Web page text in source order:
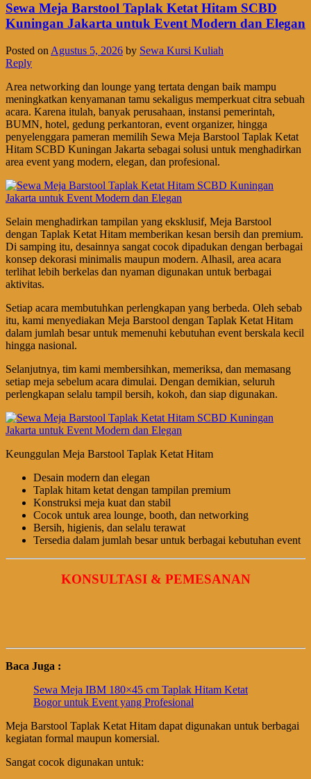
Sewa Meja Barstool Taplak Ketat Hitam SCBD
Kuningan Jakarta untuk Event Modern dan Elegan
Posted on Agustus 5, 2026 by Sewa Kursi Kuliah
Reply
Area networking dan lounge yang tertata dengan baik mampu
meningkatkan kenyamanan tamu sekaligus memperkuat citra sebuah
acara. Karena itulah, banyak perusahaan, instansi pemerintah,
BUMN, hotel, gedung perkantoran, event organizer, hingga
penyelenggara pameran memilih Sewa Meja Barstool Taplak Ketat
Hitam SCBD Kuningan Jakarta sebagai solusi untuk menghadirkan
area event yang modern, elegan, dan profesional.
Selain menghadirkan tampilan yang eksklusif, Meja Barstool
dengan Taplak Ketat Hitam memberikan kesan bersih dan premium.
Di samping itu, desainnya sangat cocok dipadukan dengan berbagai
konsep dekorasi minimalis maupun modern. Alhasil, area acara
terlihat lebih berkelas dan nyaman digunakan untuk berbagai
aktivitas.
Setiap acara membutuhkan perlengkapan yang berbeda. Oleh sebab
itu, kami menyediakan Meja Barstool dengan Taplak Ketat Hitam
dalam jumlah besar untuk memenuhi kebutuhan event berskala kecil
hingga nasional.
Selanjutnya, tim kami membersihkan, memeriksa, dan memasang
setiap meja sebelum acara dimulai. Dengan demikian, seluruh
perlengkapan selalu tampil bersih, kokoh, dan siap digunakan.
Keunggulan Meja Barstool Taplak Ketat Hitam
Desain modern dan elegan
Taplak hitam ketat dengan tampilan premium
Konstruksi meja kuat dan stabil
Cocok untuk area lounge, booth, dan networking
Bersih, higienis, dan selalu terawat
Tersedia dalam jumlah besar untuk berbagai kebutuhan event
KONSULTASI & PEMESANAN
Baca Juga :
Sewa Meja IBM 180×45 cm Taplak Hitam Ketat
Bogor untuk Event yang Profesional
Meja Barstool Taplak Ketat Hitam dapat digunakan untuk berbagai
kegiatan formal maupun komersial.
Sangat cocok digunakan untuk: